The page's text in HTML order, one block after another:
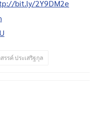
bit.ly/2Y9DM2e
สรรค์ ประเสริฐกุล